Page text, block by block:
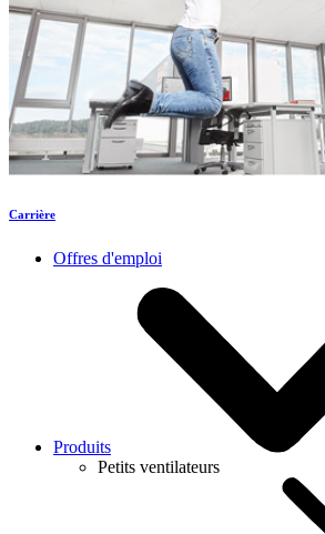
Carrière
Offres d'emploi
Produits
Petits ventilateurs